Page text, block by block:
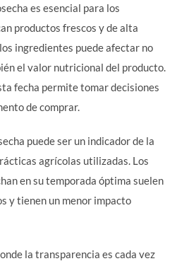
es esencial para los
productos frescos y de alta
ingredientes puede afectar no
el valor nutricional del producto.
fecha permite tomar decisiones
de comprar.
puede ser un indicador de la
agrícolas utilizadas. Los
en su temporada óptima suelen
y tienen un menor impacto
la transparencia es cada vez